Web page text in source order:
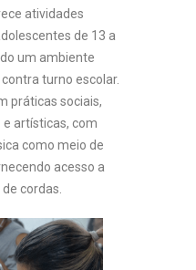
atividades
de 13 a
um ambiente
turno escolar.
práticas sociais,
artísticas, com
como meio de
acesso a
cordas.